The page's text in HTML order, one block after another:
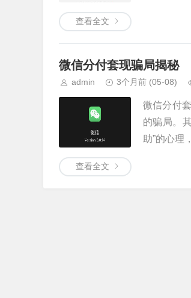
查看全文
微信分付套现骗局揭秘
admin 3个月前 (05-08)
微信分付
的骗局。
助”的心理
查看全文